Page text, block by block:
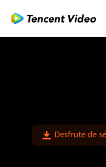
Desfrute de